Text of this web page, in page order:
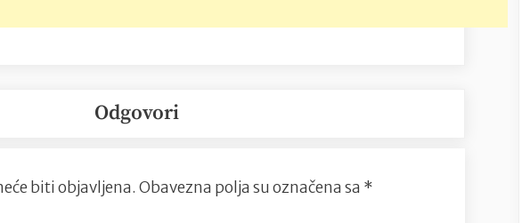
Odgovori
biti objavljena. Obavezna polja su označena sa *